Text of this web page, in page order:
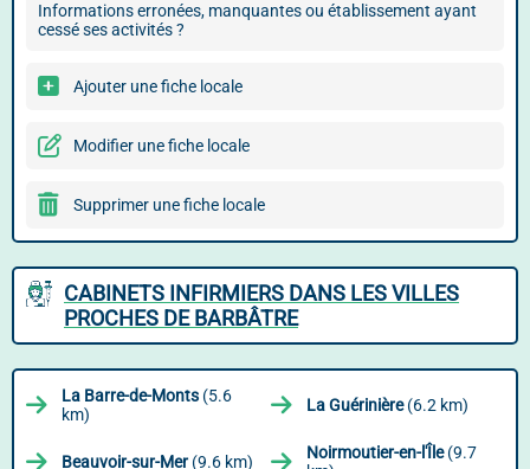
Informations erronées, manquantes ou établissement ayant
cessé ses activités ?
Ajouter une fiche locale
Modifier une fiche locale
Supprimer une fiche locale
CABINETS INFIRMIERS DANS LES VILLES
PROCHES DE BARBÂTRE
La Barre-de-Monts (5.6
km)
La Guérinière(6.2 km)
Beauvoir-sur-Mer(9.6 km) Noirmoutier-en-l'Île(9.7